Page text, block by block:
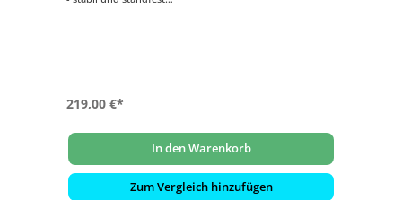
219,00 €*
In den Warenkorb
Zum Vergleich hinzufügen